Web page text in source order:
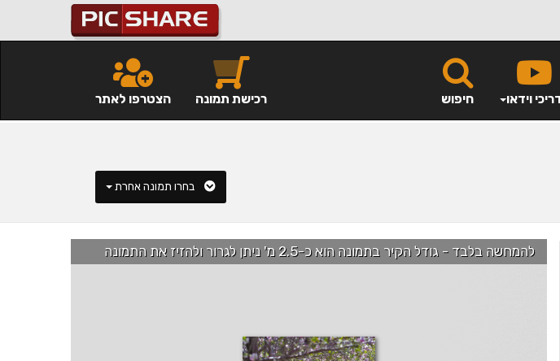
חיפוש וידאו הצטרפו לאתר רכישת תמונה
להמחשה בלבד - גודל הקיר בתמונה הוא כ-2.5 מ' ניתן לגרור ולהזיז את התמונה